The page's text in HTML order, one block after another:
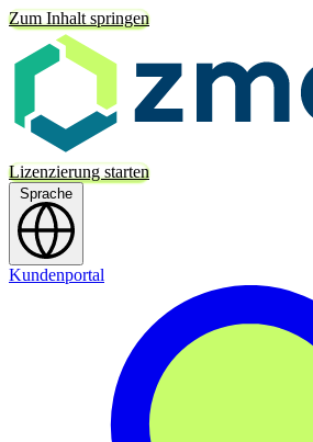
Zum Inhalt springen
Lizenzierung starten
Sprache
Kundenportal